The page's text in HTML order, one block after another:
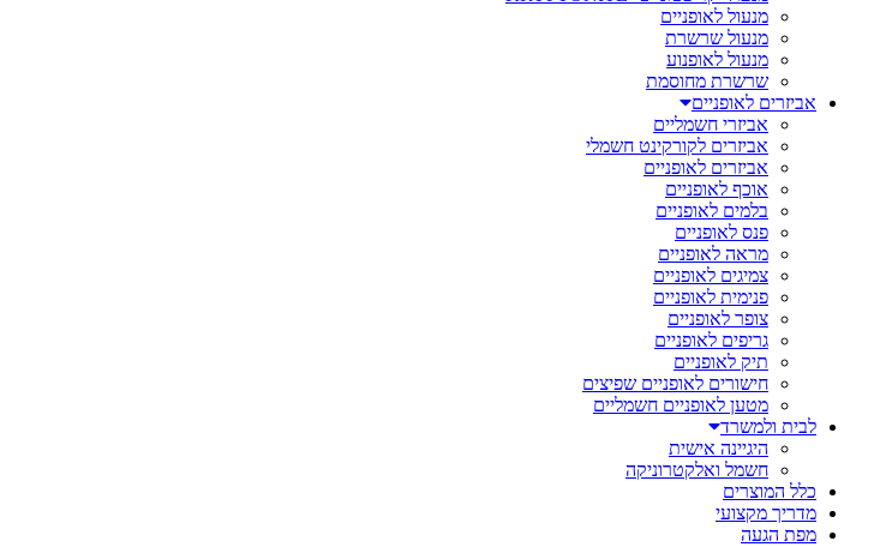
מנעול לאופניים
מנעול שרשרת
מנעול לאופנוע
שרשרת מחוסמת
אביזרים לאופניים
אביזרי חשמליים
אביזרים לקורקינט חשמלי
אביזרים לאופניים
אוכף לאופניים
בלמים לאופניים
פנס לאופניים
מראה לאופניים
צמיגים לאופניים
פנימית לאופניים
צופר לאופניים
גריפים לאופניים
תיק לאופניים
חישורים לאופניים שפיצים
מטען לאופניים חשמליים
לבית ולמשרד
היגיינה אישית
חשמל ואלקטרוניקה
כלל המוצרים
מדריך מקצועי
מפת הגעה